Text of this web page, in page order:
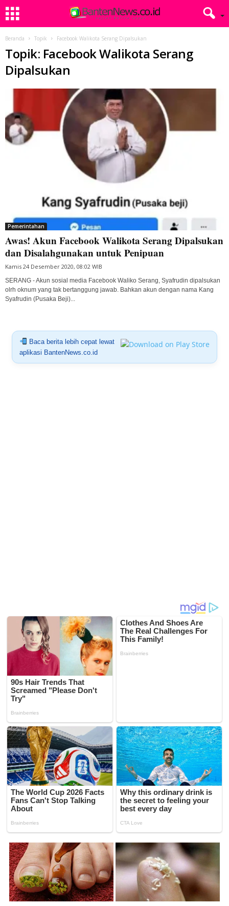
Beranda Topik Facebook Walikota Serang Dipalsukan
Topik: Facebook Walikota Serang
Dipalsukan
Pemerintahan
Awas! Akun Facebook Walikota Serang Dipalsukan
dan Disalahgunakan untuk Penipuan
Kamis 24 Desember 2020, 08:02 WIB
SERANG - Akun sosial media Facebook Waliko Serang, Syafrudin dipalsukan
olrh oknum yang tak bertanggung jawab. Bahkan akun dengan nama Kang
Syafrudin (Pusaka Beji)...
Baca berita lebih cepat lewat
aplikasi BantenNews.co.id